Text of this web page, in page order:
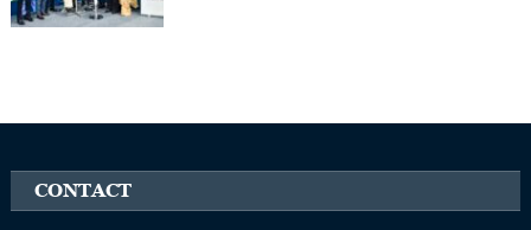
CONTACT